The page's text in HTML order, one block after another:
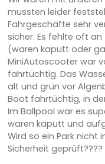
mussten leider
Fahrgeschäfte sehr
sicher. Es fehlte oft
(waren kaputt oder
MiniAutoscooter war
fahrtüchtig. Das
alt und grün vor
Boot fahrtüchtig, in
Im Ballpool war es
waren kaputt und
Wird so ein Park
Sicherheit geprüft????